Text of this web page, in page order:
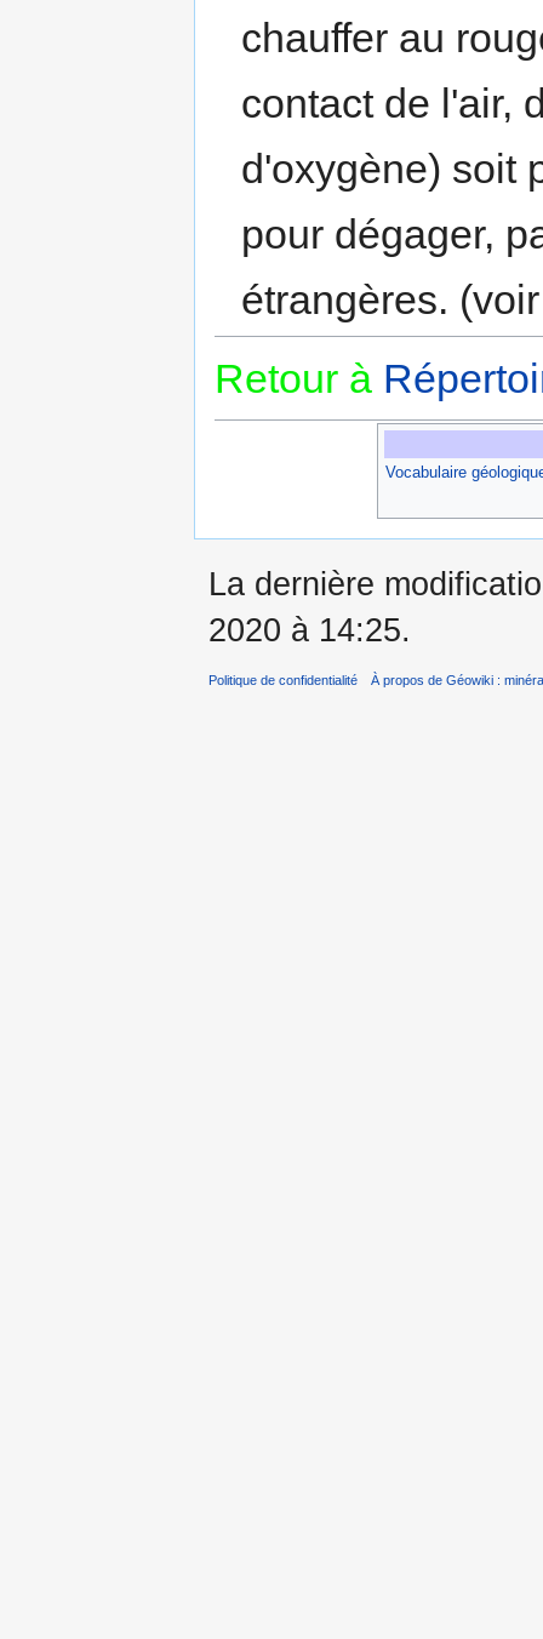
chauffer au
contact de l'air,
d'oxygène) soit
pour dégager,
étrangères.
Retour à
Vocabulaire
La dernière
2020 à 14:25.
Politique de confidentialité À propos de Géowiki :